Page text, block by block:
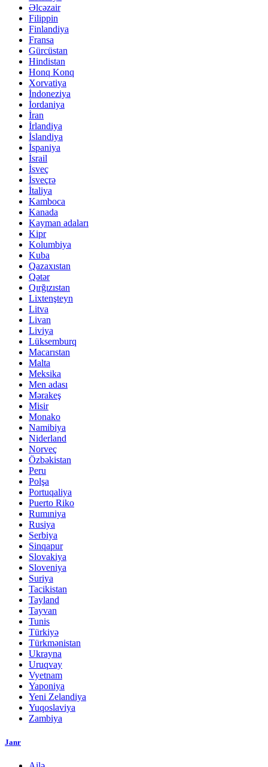
Əlcəzair
Filippin
Finlandiya
Fransa
Gürcüstan
Hindistan
Honq Konq
Xorvatiya
İndoneziya
İordaniya
İran
İrlandiya
İslandiya
İspaniya
İsrail
İsveç
İsveçrə
İtaliya
Kamboca
Kanada
Kayman adaları
Kipr
Kolumbiya
Kuba
Qazaxıstan
Qətər
Qırğızıstan
Lixtenşteyn
Litva
Livan
Liviya
Lüksemburq
Macarıstan
Malta
Meksika
Men adası
Mərakeş
Misir
Monako
Namibiya
Niderland
Norveç
Özbəkistan
Peru
Polşa
Portuqaliya
Puerto Riko
Rumıniya
Rusiya
Serbiya
Sinqapur
Slovakiya
Sloveniya
Suriya
Tacikistan
Tayland
Tayvan
Tunis
Türkiyə
Türkmənistan
Ukrayna
Uruqvay
Vyetnam
Yaponiya
Yeni Zelandiya
Yuqoslaviya
Zambiya
Janr